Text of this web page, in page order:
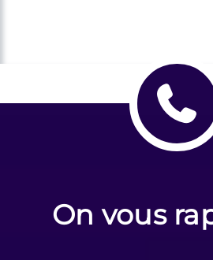
On vous